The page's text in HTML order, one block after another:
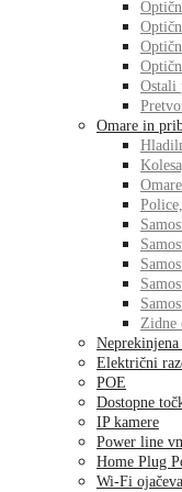
Ostali
Omare in
Zidne
Električni
POE
Dostopne
IP kamere
Power line
Home Plug
Wi-Fi